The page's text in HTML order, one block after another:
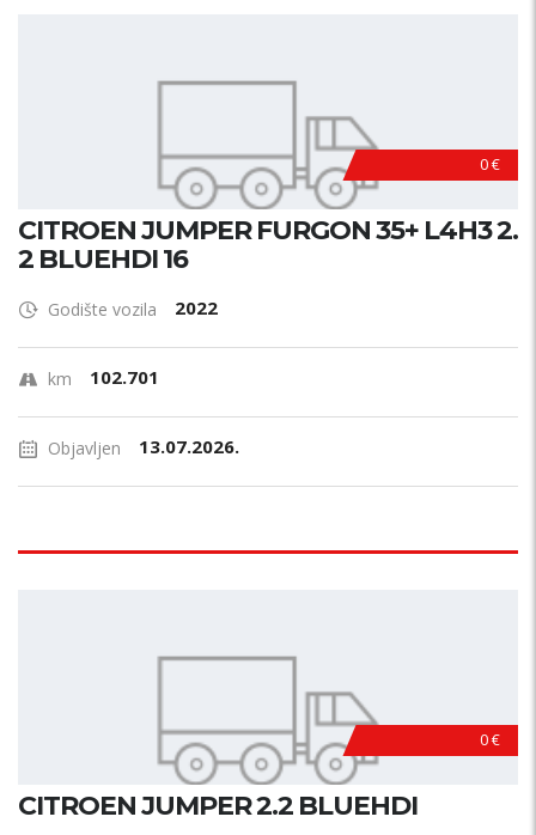
0 €
CITROEN JUMPER FURGON 35+ L4H3 2.
2 BLUEHDI 16
Godište vozila 2022
km 102.701
Objavljen 13.07.2026.
0 €
CITROEN JUMPER 2.2 BLUEHDI